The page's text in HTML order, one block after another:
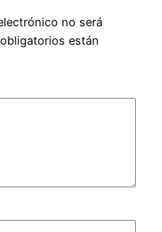
no será
están